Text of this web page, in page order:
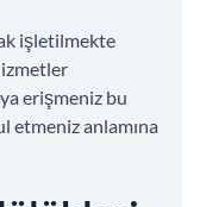
işletilmekte
erişmeniz bu
etmeniz anlamına